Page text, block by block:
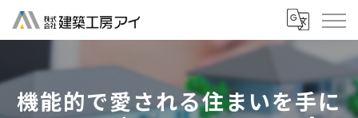
機能的で愛される住まいを手に